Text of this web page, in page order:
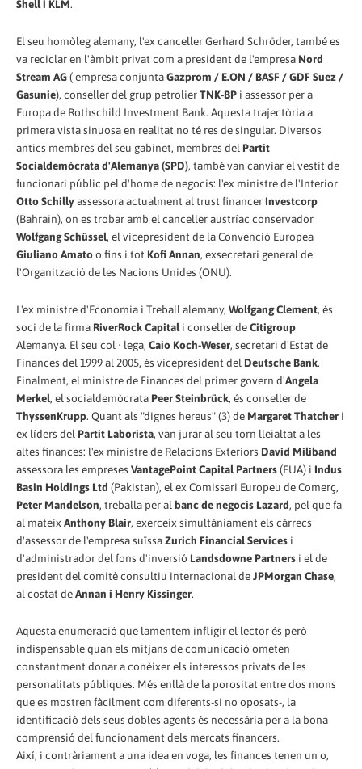
Shell i KLM.
El seu homòleg alemany, l'ex canceller Gerhard Schröder, també es
va reciclar en l'àmbit privat com a president de l'empresa Nord
Stream AG( empresa conjuntaGazprom / E.ON / BASF / GDF Suez /
Gasunie), conseller del grup petrolierTNK-BP i assessor per a
Europa de Rothschild Investment Bank. Aquesta trajectòria a
primera vista sinuosa en realitat no té res de singular. Diversos
antics membres del seu gabinet, membres del Partit
Socialdemòcrata d'Alemanya (SPD), també van canviar el vestit de
funcionari públic pel d'home de negocis: l'ex ministre de l'Interior
Otto Schillyassessora actualment al trust financer Investcorp
(Bahrain), on es trobar amb el canceller austríac conservador
Wolfgang Schüssel, el vicepresident de la Convenció Europea
Giuliano Amatoo fins i tot Kofi Annan, exsecretari general de
l'Organització de les Nacions Unides (ONU).
L'ex ministre d'Economia i Treball alemany, Wolfgang Clement, és
soci de la firma RiverRock Capital i conseller deCitigroup
Alemanya. El seu col · lega, Caio Koch-Weser, secretari d'Estat de
Finances del 1999 al 2005, és vicepresident del Deutsche Bank.
Finalment, el ministre de Finances del primer govern d'Angela
Merkel, el socialdemòcrata Peer Steinbrück, és conseller de
ThyssenKrupp. Quant als "dignes hereus" (3) de Margaret Thatcher i
ex líders del Partit Laborista, van jurar al seu torn lleialtat a les
altes finances: l'ex ministre de Relacions Exteriors David Miliband
assessora les empreses VantagePoint Capital Partners(EUA) i Indus
Basin Holdings Ltd (Pakistan), el ex Comissari Europeu de Comerç,
Peter Mandelson, treballa per al banc de negocis Lazard, pel que fa
al mateix Anthony Blair, exerceix simultàniament els càrrecs
d'assessor de l'empresa suïssaZurich Financial Services i
d'administrador del fons d'inversió Landsdowne Partners i el de
president del comitè consultiu internacional deJPMorgan Chase,
al costat deAnnan i Henry Kissinger.
Aquesta enumeració que lamentem infligir el lector és però
indispensable quan els mitjans de comunicació ometen
constantment donar a conèixer els interessos privats de les
personalitats públiques. Més enllà de la porositat entre dos mons
que es mostren fàcilment com diferents-si no oposats-, la
identificació dels seus dobles agents és necessària per a la bona
comprensió del funcionament dels mercats financers.
Així, i contràriament a una idea en voga, les finances tenen un o,